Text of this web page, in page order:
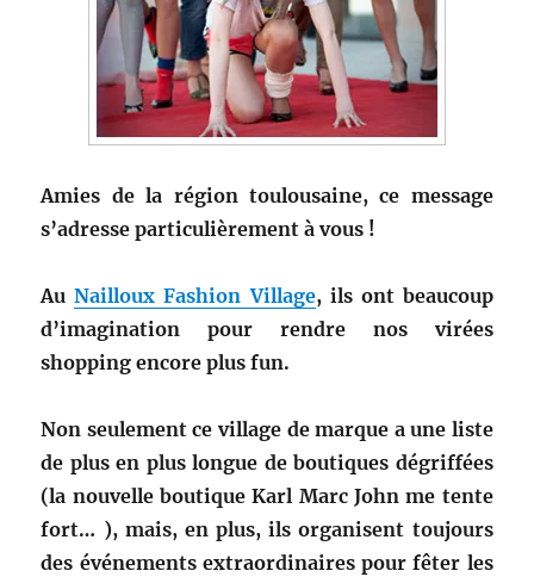
Amies de la région toulousaine, ce message
s’adresse particulièrement à vous !
AuNailloux Fashion Village, ils ont beaucoup
d’imagination pour rendre nos virées
shopping encore plus fun.
Non seulement ce village de marque a une liste
de plus en plus longue de boutiques dégriffées
(la nouvelle boutique Karl Marc John me tente
fort… ), mais, en plus, ils organisent toujours
des événements extraordinaires pour fêter les